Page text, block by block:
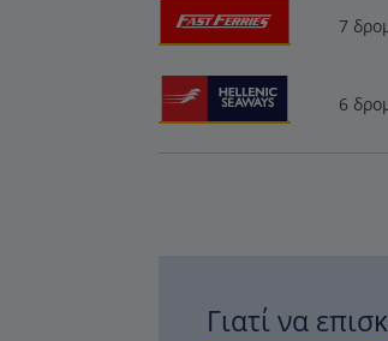
7
6
Γιατί να